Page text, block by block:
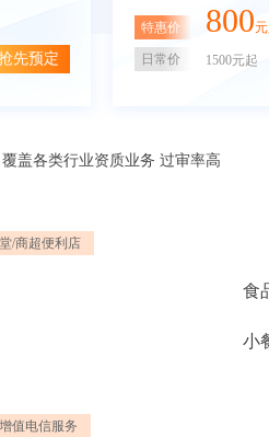
先预定
特惠价 800
日常价 1500元起
覆盖各类行业资质业务 过审率高
/商超便利店
食
小
值电信服务